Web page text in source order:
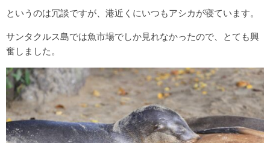
というのは冗談ですが、港近くにいつもアシカが寝ています。
サンタクルス島では魚市場でしか見れなかったので、とても興
奮しました。